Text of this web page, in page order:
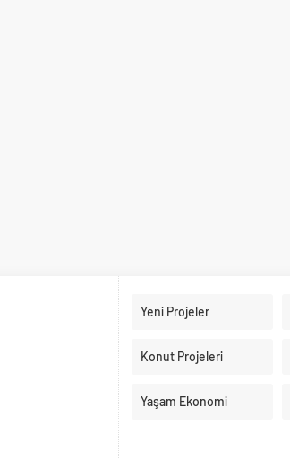
Yeni Projeler
Konut Projeleri
Yaşam Ekonomi